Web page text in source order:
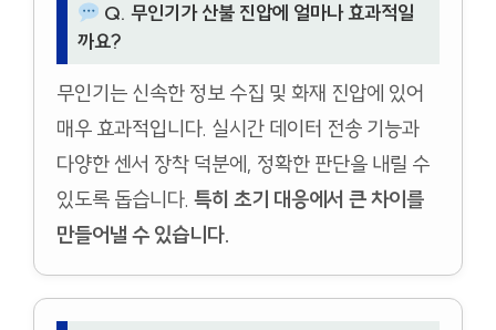
Q. 무인기가 산불 진압에 얼마나 효과적일
까요?
무인기는 신속한 정보 수집 및 화재 진압에 있어
매우 효과적입니다. 실시간 데이터 전송 기능과
다양한 센서 장착 덕분에, 정확한 판단을 내릴 수
있도록 돕습니다. 특히 초기 대응에서 큰 차이를
만들어낼 수 있습니다.